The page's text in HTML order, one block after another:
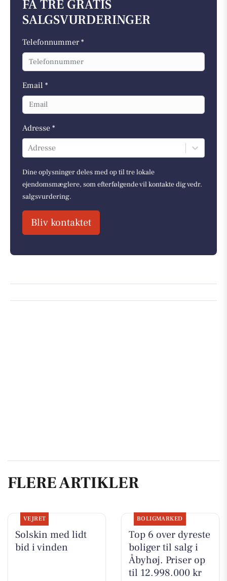
FÅ TRE GRATIS
SALGSVURDERINGER
Telefonnummer *
Email *
Adresse *
Adresse
Dine oplysninger deles med op til tre lokale
ejendomsmæglere, som efterfølgende vil kontakte dig vedr.
salgsvurdering.
Bliv kontaktet
FLERE ARTIKLER
VEJRET
Solskin med lidt
bid i vinden
BOLIGMARKED
Top 6 over dyreste
boliger til salg i
Åbyhøj. Priser op
til 12.998.000 kr